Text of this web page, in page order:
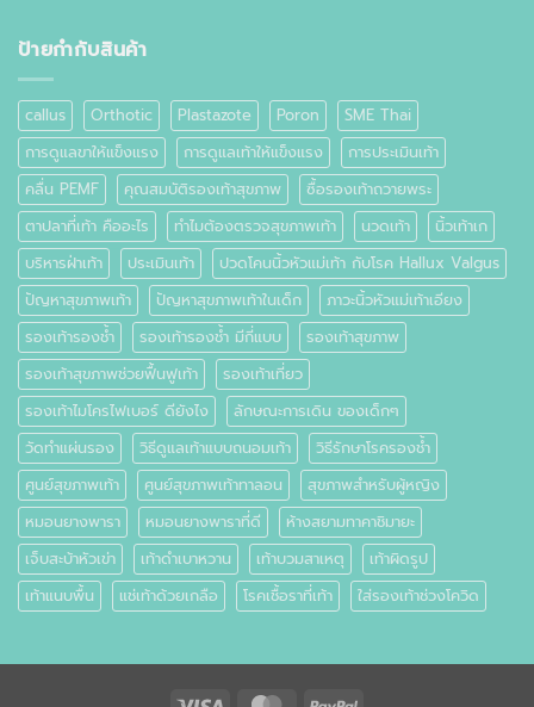
ป้ายกำกับสินค้า
callus Orthotic Plastazote Poron
SME Thai
การดูแลขาให้แข็งแรง
การดูแลเท้าให้แข็งแรง
การประเมินเท้า
คลื่น PEMF
คุณสมบัติรองเท้าสุขภาพ
ซื้อรองเท้าถวายพระ
ตาปลาที่เท้า คืออะไร
ทำไมต้องตรวจสุขภาพเท้า นวดเท้า
นิ้วเท้าเก
บริหารฝ่าเท้า
ประเมินเท้า
ปวดโคนนิ้วหัวแม่เท้า กับโรค Hallux Valgus
ปัญหาสุขภาพเท้า
ปัญหาสุขภาพเท้าในเด็ก
ภาวะนิ้วหัวแม่เท้าเอียง
รองเท้ารองช้ำ
รองเท้ารองช้ำ มีกี่แบบ
รองเท้าสุขภาพ
รองเท้าสุขภาพช่วยฟื้นฟูเท้า
รองเท้าเที่ยว
รองเท้าไมโครไฟเบอร์ ดียังไง
ลักษณะการเดิน ของเด็กๆ
วัดทำแผ่นรอง
วิธีดูแลเท้าแบบถนอมเท้า
วิธีรักษาโรครองช้ำ
ศูนย์สุขภาพเท้า
ศูนย์สุขภาพเท้าทาลอน
สุขภาพสำหรับผู้หญิง
หมอนยางพารา
หมอนยางพาราที่ดี
ห้างสยามทาคาชิมายะ
เจ็บสะบ้าหัวเข่า
เท้าดำเบาหวาน เท้าบวมสาเหตุ
เท้าผิดรูป
เท้าแนบพื้น
แช่เท้าด้วยเกลือ โรคเชื้อราที่เท้า ใส่รองเท้าช่วงโควิด